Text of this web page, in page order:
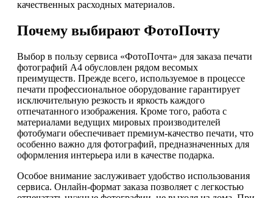
качественных расходных материалов.
Почему выбирают ФотоПочту
Выбор в пользу сервиса «ФотоПочта» для заказа печати
фотографий А4 обусловлен рядом весомых
преимуществ. Прежде всего, используемое в процессе
печати профессиональное оборудование гарантирует
исключительную резкость и яркость каждого
отпечатанного изображения. Кроме того, работа с
материалами ведущих мировых производителей
фотобумаги обеспечивает премиум-качество печати, что
особенно важно для фотографий, предназначенных для
оформления интерьера или в качестве подарка.
Особое внимание заслуживает удобство использования
сервиса. Онлайн-формат заказа позволяет с легкостью